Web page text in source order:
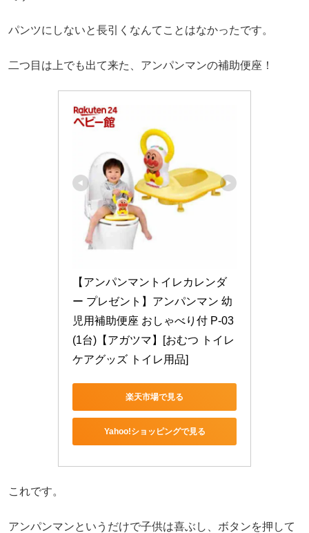
パンツにしないと長引くなんてことはなかったです。
二つ目は上でも出て来た、アンパンマンの補助便座！
【アンパンマントイレカレンダ
ー プレゼント】アンパンマン 幼
児用補助便座 おしゃべり付 P-03
(1台)【アガツマ】[おむつ トイレ
ケアグッズ トイレ用品]
楽天市場で見る
Yahoo!ショッピングで見る
これです。
アンパンマンというだけで子供は喜ぶし、ボタンを押して